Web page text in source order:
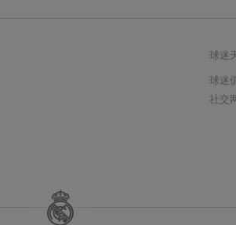
球迷
球迷
社交